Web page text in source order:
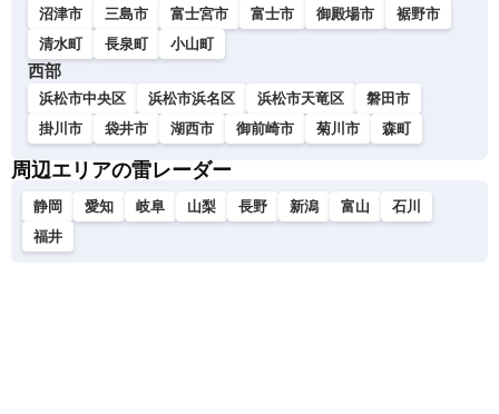
沼津市 三島市 富士宮市 富士市 御殿場市
裾野市
清水町
長泉町 小山町
西部
浜松市中央区 浜松市浜名区 浜松市天竜区
磐田市
掛川市
袋井市 湖西市 御前崎市 菊川市 森町
周辺エリアの雷レーダー
静岡 愛知 岐阜 山梨 長野 新潟 富山
石川
福井